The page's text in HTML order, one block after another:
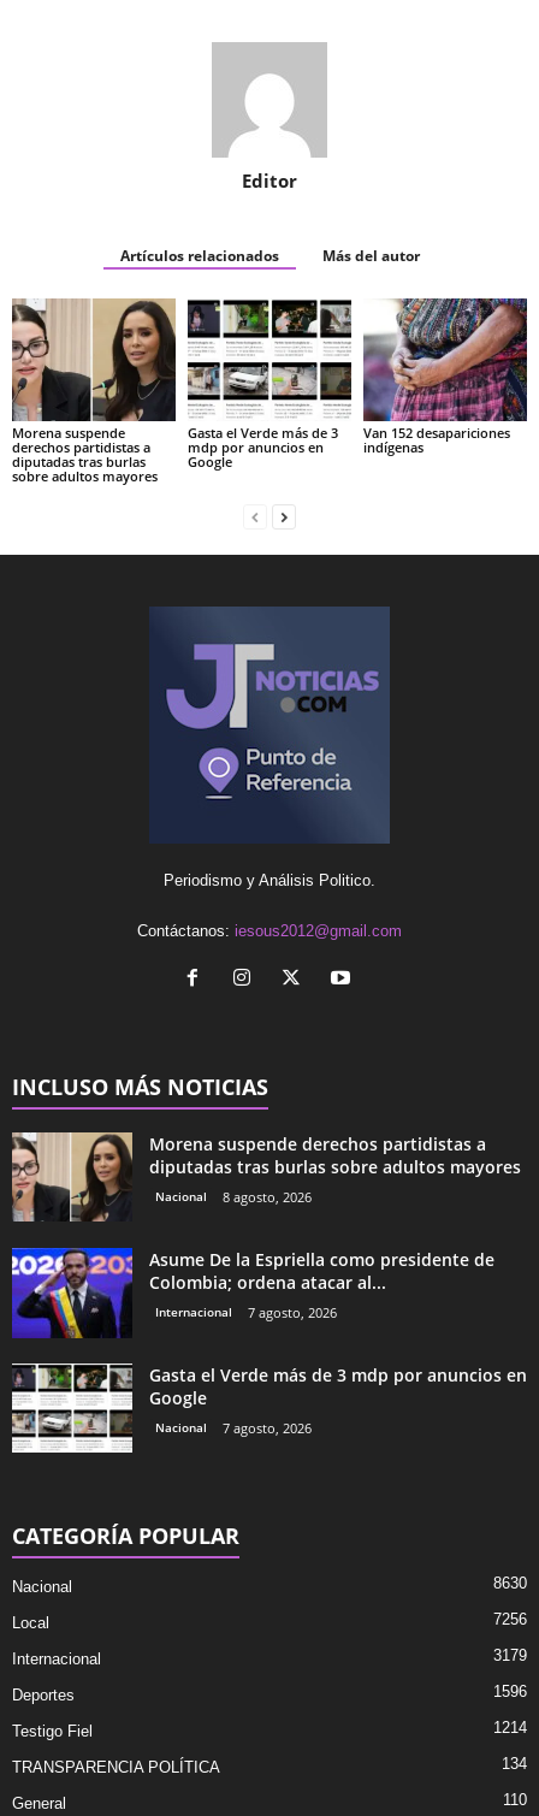
Editor
Artículos relacionados Más del autor
Morena suspende
derechos partidistas a
diputadas tras burlas
sobre adultos mayores
Gasta el Verde más de 3
mdp por anuncios en
Google
Van 152 desapariciones
indígenas
Periodismo y Análisis Politico.
Contáctanos: iesous2012@gmail.com
INCLUSO MÁS NOTICIAS
Morena suspende derechos partidistas a
diputadas tras burlas sobre adultos mayores
Nacional 8 agosto, 2026
Asume De la Espriella como presidente de
Colombia; ordena atacar al...
Internacional 7 agosto, 2026
Gasta el Verde más de 3 mdp por anuncios en
Google
Nacional 7 agosto, 2026
CATEGORÍA POPULAR
Nacional 8630
Local 7256
Internacional 3179
Deportes 1596
Testigo Fiel 1214
TRANSPARENCIA POLÍTICA 134
General 110